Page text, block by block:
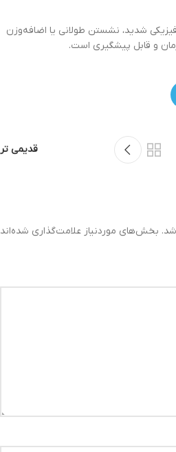
شدید، نشستن طولانی یا اضافه‌وزن
و قابل پیشگیری است.
قدیمی تر
بخش‌های موردنیاز علامت‌گذاری شده‌اند